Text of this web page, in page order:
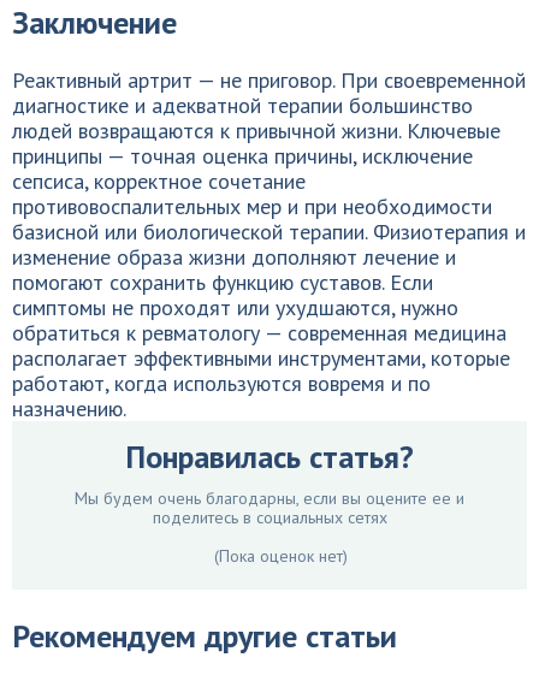
Заключение
Реактивный артрит — не приговор. При своевременной
диагностике и адекватной терапии большинство
людей возвращаются к привычной жизни. Ключевые
принципы — точная оценка причины, исключение
сепсиса, корректное сочетание
противовоспалительных мер и при необходимости
базисной или биологической терапии. Физиотерапия и
изменение образа жизни дополняют лечение и
помогают сохранить функцию суставов. Если
симптомы не проходят или ухудшаются, нужно
обратиться к ревматологу — современная медицина
располагает эффективными инструментами, которые
работают, когда используются вовремя и по
назначению.
Понравилась статья?
Мы будем очень благодарны, если вы оцените ее и
поделитесь в социальных сетях
(Пока оценок нет)
Рекомендуем другие статьи